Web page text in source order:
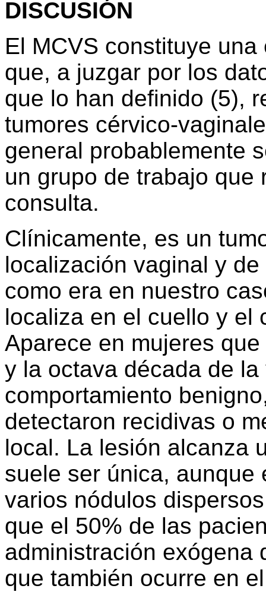
DISCUSIÓN
El MCVS constituye
que, a juzgar por los
que lo han definido (5),
tumores cérvico-
general probablemente
un grupo de trabajo que
consulta.
Clínicamente, es un
localización vaginal y
como era en nuestro
localiza en el cuello y el
Aparece en mujeres
y la octava década de
comportamiento
detectaron recidivas o
local. La lesión alcanza
suele ser única, aunque
varios nódulos
que el 50% de las
administración exógena
que también ocurre en